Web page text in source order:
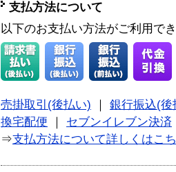
支払方法について
以下のお支払い方法がご利用で
売掛取引(後払い)
銀行振込(後
換宅配便
セブンイレブン決済
⇒支払方法について詳しくはこ